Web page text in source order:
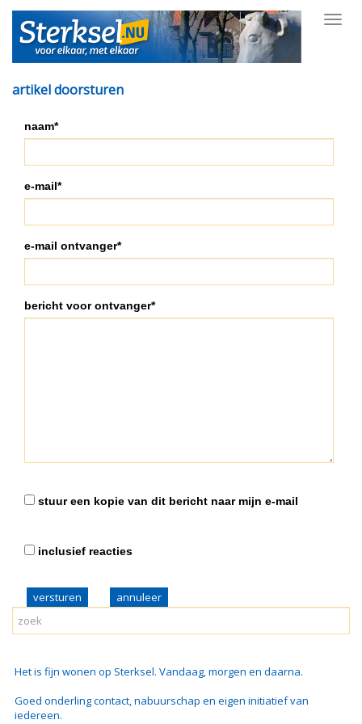
artikel doorsturen
naam*
e-mail*
e-mail ontvanger*
bericht voor ontvanger*
stuur een kopie van dit bericht naar mijn e-mail
inclusief reacties
versturen
Het is fijn wonen op Sterksel. Vandaag, morgen en daarna.
Goed onderling contact, nabuurschap en eigen initiatief van
iedereen.